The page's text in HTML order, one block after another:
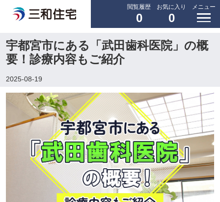
閲覧履歴
0
お気に入り
0
メニュー
宇都宮市にある「武田歯科医院」の概
要！診療内容もご紹介
2025-08-19